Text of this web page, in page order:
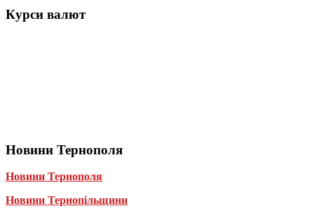
Курси валют
Новини Тернополя
Новини Тернополя
Новини Тернопільщини